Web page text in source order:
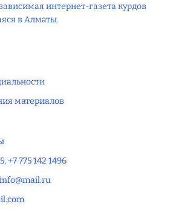
интернет-газета курдов
в Алматы.
материалов
+7 775 142 1496‬